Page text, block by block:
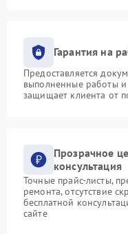
Гарантия на
Предоставляется
выполненные работы и
защищает клиента от
Прозрачное
консультация
Точные прайс-листы,
ремонта, отсутствие
бесплатной
сайте